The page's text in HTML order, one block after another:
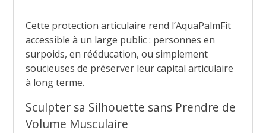
Cette protection articulaire rend l’AquaPalmFit
accessible à un large public : personnes en
surpoids, en rééducation, ou simplement
soucieuses de préserver leur capital articulaire
à long terme.
Sculpter sa Silhouette sans Prendre de
Volume Musculaire